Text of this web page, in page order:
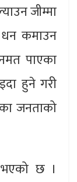
जीम्मा
कमाउन
पाएका
हुने गरी
जनताको
छ ।